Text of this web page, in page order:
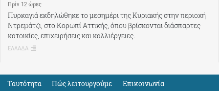
Πρίν 12 ώρες
Πυρκαγιά εκδηλώθηκε το μεσημέρι της Κυριακής στην περιοχή
Ντρεμάτζι, στο Κορωπί Αττικής, όπου βρίσκονται διάσπαρτες
κατοικίες, επιχειρήσεις και καλλιέργειες.
ΕΛΛΑΔΑ
Ταυτότητα Πώς λειτουργούμε
Eπικοινωνία